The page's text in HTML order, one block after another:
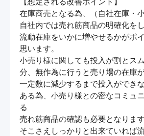
【想定される改善ポイント】
在庫商売となる為、（自社在庫・
自社内では売れ筋商品の明確化を
流動在庫をいかに増やせるかがポ
思います。
小売り様に関しても投入が割とス
分、無作為に行うと売り場の在庫
一定数に減少するまで投入ができ
ある為、小売り様との密なコミュ
る
売れ筋商品の確認も必要となります
そこさえしっかりと出来ていれば